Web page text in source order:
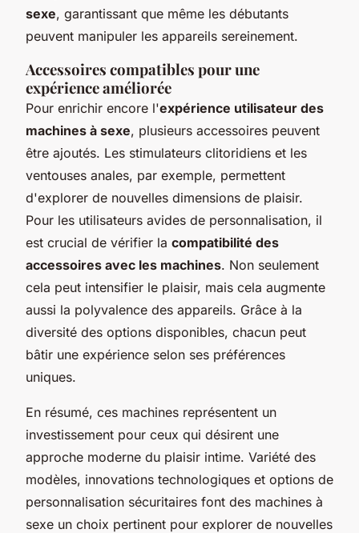
sexe, garantissant que même les débutants
peuvent manipuler les appareils sereinement.
Accessoires compatibles pour une
expérience améliorée
Pour enrichir encore l'expérience utilisateur des
machines à sexe, plusieurs accessoires peuvent
être ajoutés. Les stimulateurs clitoridiens et les
ventouses anales, par exemple, permettent
d'explorer de nouvelles dimensions de plaisir.
Pour les utilisateurs avides de personnalisation, il
est crucial de vérifier la compatibilité des
accessoires avec les machines. Non seulement
cela peut intensifier le plaisir, mais cela augmente
aussi la polyvalence des appareils. Grâce à la
diversité des options disponibles, chacun peut
bâtir une expérience selon ses préférences
uniques.
En résumé, ces machines représentent un
investissement pour ceux qui désirent une
approche moderne du plaisir intime. Variété des
modèles, innovations technologiques et options de
personnalisation sécuritaires font des machines à
sexe un choix pertinent pour explorer de nouvelles